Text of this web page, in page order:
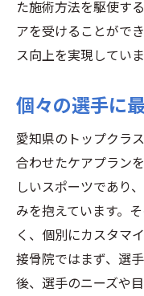
た施術方法を駆使す
アを受けることがで
ス向上を実現していま
個々の選手に
愛知県のトップクラ
合わせたケアプラン
しいスポーツであり
みを抱えています。
く、個別にカスタマ
接骨院ではまず、選
後、選手のニーズや